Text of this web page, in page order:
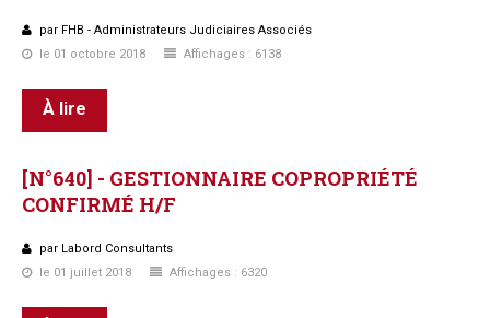
par FHB - Administrateurs Judiciaires Associés
le 01 octobre 2018
Affichages : 6138
À lire
[N°640] - GESTIONNAIRE COPROPRIÉTÉ
CONFIRMÉ H/F
par Labord Consultants
le 01 juillet 2018
Affichages : 6320